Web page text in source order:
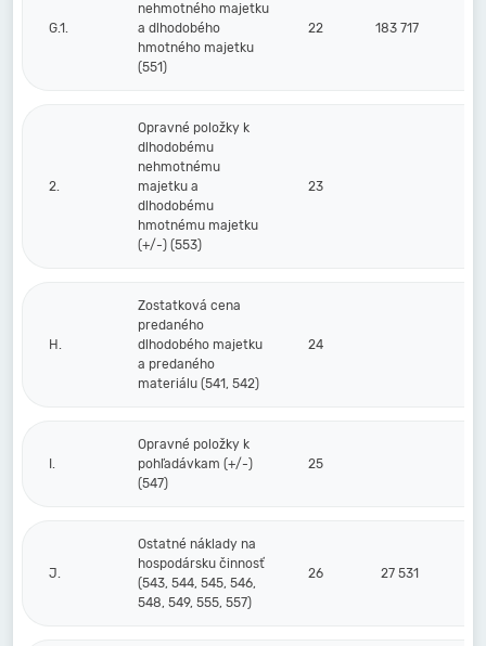
G.1.
nehmotného majetku
a dlhodobého
hmotného majetku
(551)
22 183 717
2.
Opravné položky k
dlhodobému
nehmotnému
majetku a
dlhodobému
hmotnému majetku
(+/-) (553)
23
H.
Zostatková cena
predaného
dlhodobého majetku
a predaného
materiálu (541, 542)
24
I.
Opravné položky k
pohľadávkam (+/-)
(547)
25
J.
Ostatné náklady na
hospodársku činnosť
(543, 544, 545, 546,
548, 549, 555, 557)
26 27 531